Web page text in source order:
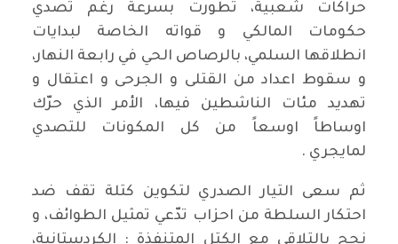
حراكات شعبية، تطورت بسرعة رغم تصدي
حكومات المالكي و قواته الخاصة لبدايات
انطلاقها السلمي، بالرصاص الحي في رابعة النهار،
و سقوط اعداد من القتلى و الجرحى و اعتقال و
تهديد مئات الناشطين فيها، الأمر الذي حرّك
اوساطاً اوسعاً من كل المكونات للتصدي
لمايجري .
ثم سعى التيار الصدري لتكوين كتلة تقف ضد
احتكار السلطة من احزاب تدّعي تمثيل الطوائف، و
نجح بالتلاقي مع الكتل المتنفذة : الكردستانية،